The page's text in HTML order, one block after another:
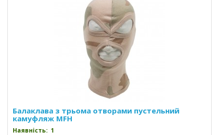
Балаклава з трьома отворами пустельний
камуфляж MFH
Наявність: 1